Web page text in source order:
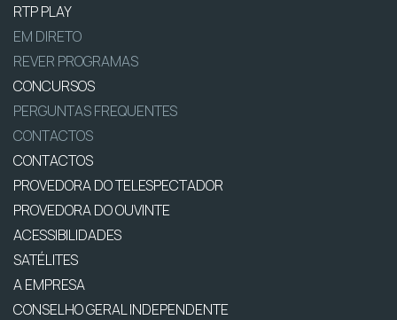
RTP PLAY
EM DIRETO
REVER PROGRAMAS
CONCURSOS
PERGUNTAS FREQUENTES
CONTACTOS
CONTACTOS
PROVEDORA DO TELESPECTADOR
PROVEDORA DO OUVINTE
ACESSIBILIDADES
SATÉLITES
A EMPRESA
CONSELHO GERAL INDEPENDENTE